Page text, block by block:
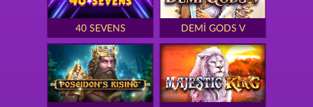
40 SEVENS DEMI GODS V